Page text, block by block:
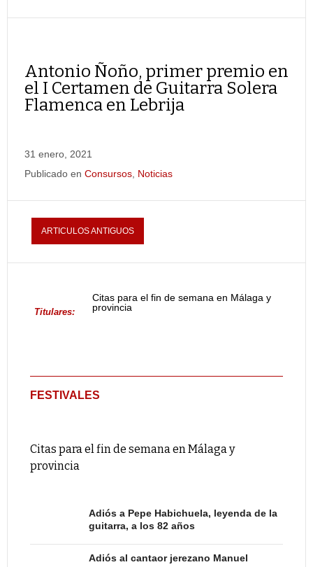
Antonio Ñoño, primer premio en
el I Certamen de Guitarra Solera
Flamenca en Lebrija
31 enero, 2021
Publicado en Consursos Noticias
ARTICULOS ANTIGUOS
Titulares:
Citas para el fin de semana en Málaga y
provincia
FESTIVALES
Citas para el fin de semana en Málaga y
provincia
Adiós a Pepe Habichuela, leyenda de la
guitarra, a los 82 años
Adiós al cantaor jerezano Manuel